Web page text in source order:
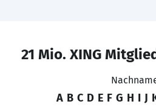
21 Mio. XING
A B C D E F G H I J